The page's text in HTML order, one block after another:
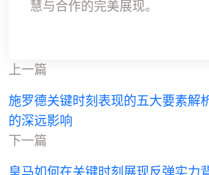
慧与合作的完美展现。
上一篇
施罗德关键时刻表现的五大要素解
的深远影响
下一篇